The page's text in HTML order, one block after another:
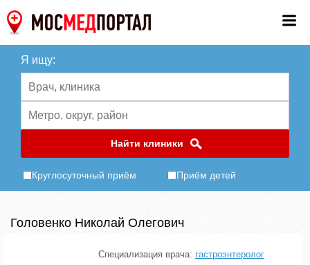
Я ищу:
Найти клиники
Круглосуточный приём Приём детей
Головенко Николай Олегович
Специализация врача: гастроэнтеролог